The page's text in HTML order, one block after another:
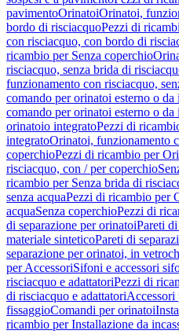
pavimentoOrinatoiOrinatoi,
bordo di risciacquoPezzi di
con risciacquo, con bordo di
ricambio per Senza coperchio
risciacquo, senza brida di
funzionamento con risciacquo,
comando per orinatoi esterno o da
comando per orinatoi esterno o da
orinatoio integratoPezzi di
integratoOrinatoi, funzionamento
coperchioPezzi di ricambio per
risciacquo, con / per coperchio
ricambio per Senza brida di
senza acquaPezzi di ricambio per
acquaSenza coperchioPezzi di
di separazione per orinatoiPareti
materiale sinteticoPareti di
separazione per orinatoi, in
per AccessoriSifoni e accessori
risciacquo e adattatoriPezzi di
di risciacquo e adattatoriAccessori
fissaggioComandi per orinatoi
ricambio per Installazione da